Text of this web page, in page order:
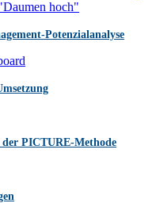
Potenzialanalyse
PICTURE-Methode